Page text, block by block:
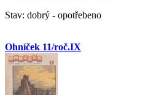
Stav: dobrý - opotřebeno
Ohníček 11/roč.IX